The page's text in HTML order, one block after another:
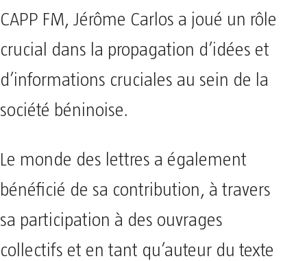
CAPP FM, Jérôme Carlos a joué un rôle
crucial dans la propagation d’idées et
d’informations cruciales au sein de la
société béninoise.
Le monde des lettres a également
bénéficié de sa contribution, à travers
sa participation à des ouvrages
collectifs et en tant qu’auteur du texte